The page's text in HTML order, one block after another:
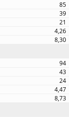
85
39
21
4,26
8,30
94
43
24
4,47
8,73